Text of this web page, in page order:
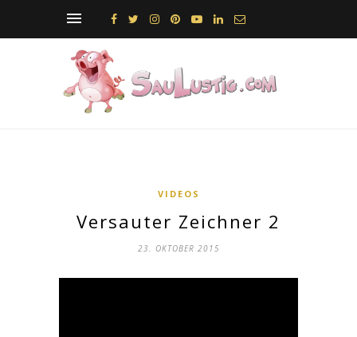
VIDEOS
Versauter Zeichner 2
23. OKTOBER 2015